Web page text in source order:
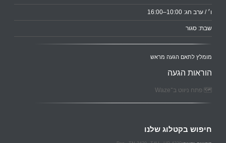
ו׳ / ערב חג: 10:00–16:00
שבת: סגור
מומלץ לתאם הגעה מראש
הוראות הגעה
🗺️ פתח ניווט ב־Waze
חיפוש בקטלוג שלנו